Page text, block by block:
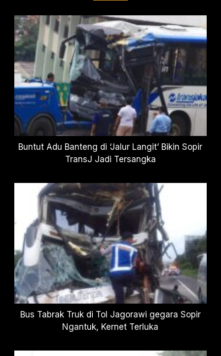
Buntut Adu Banteng di ‘Jalur Langit’ Bikin Sopir
TransJ Jadi Tersangka
Bus Tabrak Truk di Tol Jagorawi gegara Sopir
Ngantuk, Kernet Terluka